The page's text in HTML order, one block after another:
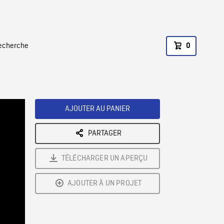
0
AJOUTER AU PANIER
PARTAGER
TÉLÉCHARGER UN APERÇU
AJOUTER À UN PROJET